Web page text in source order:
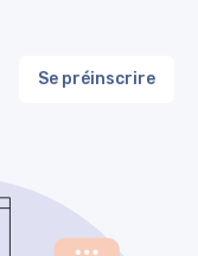
Se préinscrire